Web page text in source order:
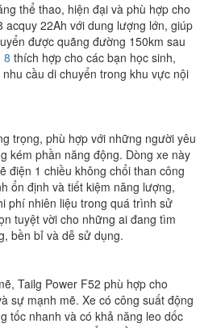
thể thao, hiện đại và phù hợp cho
22Ah với dung lượng lớn, giúp
được quãng đường 150km sau
8 thích hợp cho các bạn học sinh,
cầu di chuyển trong khu vực nội
trọng, phù hợp với những người yêu
kém phần năng động. Dòng xe này
điện 1 chiều không chổi than công
ổn định và tiết kiệm năng lượng,
phí nhiên liệu trong quá trình sử
tuyệt vời cho những ai đang tìm
bền bỉ và dễ sử dụng.
Tailg Power F52 phù hợp cho
sự mạnh mẽ. Xe có công suất động
tốc nhanh và có khả năng leo dốc